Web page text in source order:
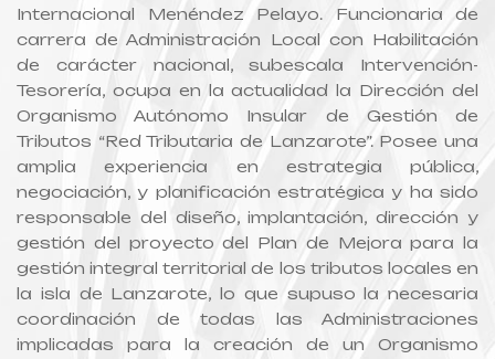
Internacional Menéndez Pelayo. Funcionaria de
carrera de Administración Local con Habilitación
de carácter nacional, subescala Intervención-
Tesorería, ocupa en la actualidad la Dirección del
Organismo Autónomo Insular de Gestión de
Tributos “Red Tributaria de Lanzarote”. Posee una
amplia experiencia en estrategia pública,
negociación, y planificación estratégica y ha sido
responsable del diseño, implantación, dirección y
gestión del proyecto del Plan de Mejora para la
gestión integral territorial de los tributos locales en
la isla de Lanzarote, lo que supuso la necesaria
coordinación de todas las Administraciones
implicadas para la creación de un Organismo